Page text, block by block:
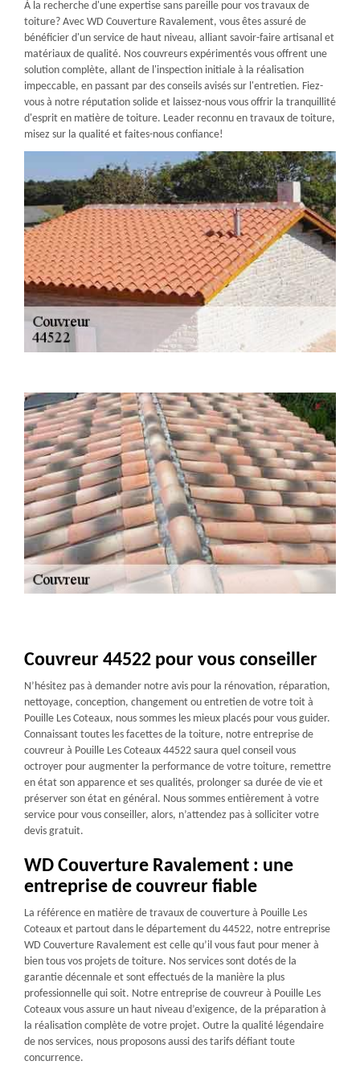
À la recherche d'une expertise sans pareille pour vos travaux de
toiture? Avec WD Couverture Ravalement, vous êtes assuré de
bénéficier d'un service de haut niveau, alliant savoir-faire artisanal et
matériaux de qualité. Nos couvreurs expérimentés vous offrent une
solution complète, allant de l'inspection initiale à la réalisation
impeccable, en passant par des conseils avisés sur l'entretien. Fiez-
vous à notre réputation solide et laissez-nous vous offrir la tranquillité
d'esprit en matière de toiture. Leader reconnu en travaux de toiture,
misez sur la qualité et faites-nous confiance!
Couvreur 44522 pour vous conseiller
N’hésitez pas à demander notre avis pour la rénovation, réparation,
nettoyage, conception, changement ou entretien de votre toit à
Pouille Les Coteaux, nous sommes les mieux placés pour vous guider.
Connaissant toutes les facettes de la toiture, notre entreprise de
couvreur à Pouille Les Coteaux 44522 saura quel conseil vous
octroyer pour augmenter la performance de votre toiture, remettre
en état son apparence et ses qualités, prolonger sa durée de vie et
préserver son état en général. Nous sommes entièrement à votre
service pour vous conseiller, alors, n’attendez pas à solliciter votre
devis gratuit.
WD Couverture Ravalement : une
entreprise de couvreur fiable
La référence en matière de travaux de couverture à Pouille Les
Coteaux et partout dans le département du 44522, notre entreprise
WD Couverture Ravalement est celle qu’il vous faut pour mener à
bien tous vos projets de toiture. Nos services sont dotés de la
garantie décennale et sont effectués de la manière la plus
professionnelle qui soit. Notre entreprise de couvreur à Pouille Les
Coteaux vous assure un haut niveau d’exigence, de la préparation à
la réalisation complète de votre projet. Outre la qualité légendaire
de nos services, nous proposons aussi des tarifs défiant toute
concurrence.